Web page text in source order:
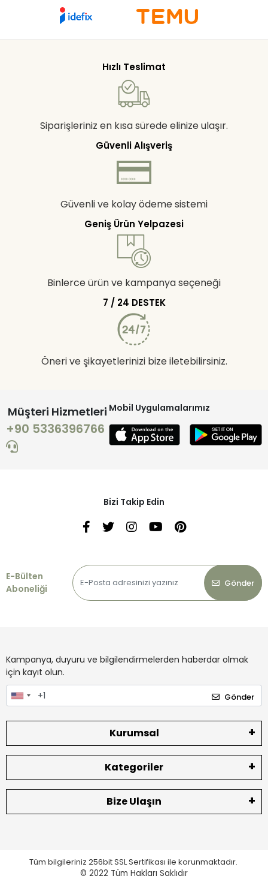
Hızlı Teslimat
Siparişleriniz en kısa sürede elinize ulaşır.
Güvenli Alışveriş
Güvenli ve kolay ödeme sistemi
Geniş Ürün Yelpazesi
Binlerce ürün ve kampanya seçeneği
7 / 24 DESTEK
Öneri ve şikayetlerinizi bize iletebilirsiniz.
Müşteri Hizmetleri
+90 5336396766
Mobil Uygulamalarımız
Bizi Takip Edin
E-Bülten
Aboneliği
Gönder
Kampanya, duyuru ve bilgilendirmelerden haberdar olmak
için kayıt olun.
Gönder
Kurumsal
Kategoriler
Bize Ulaşın
Tüm bilgileriniz 256bit SSL Sertifikası ile korunmaktadır.
© 2022 Tüm Hakları Saklıdır